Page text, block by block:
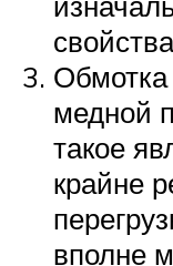
свойства
Обмотка
медной
такое
крайне
вполне